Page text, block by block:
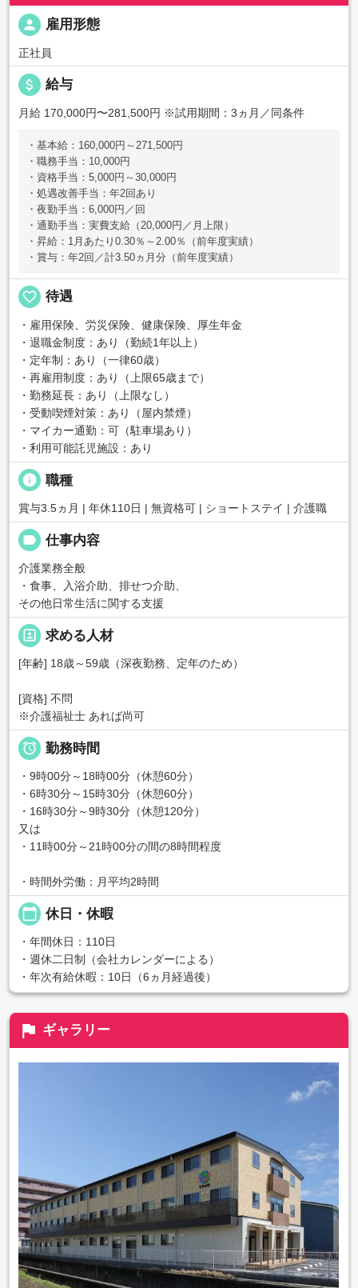
person 雇用形態
正社員
attach_money 給与
月給 170,000円〜281,500円 ※試用期間：3ヵ月／同条件
・基本給：160,000円～271,500円
・職務手当：10,000円
・資格手当：5,000円～30,000円
・処遇改善手当：年2回あり
・夜勤手当：6,000円／回
・通勤手当：実費支給（20,000円／月上限）
・昇給：1月あたり0.30％～2.00％（前年度実績）
・賞与：年2回／計3.50ヵ月分（前年度実績）
favorite_border 待遇
・雇用保険、労災保険、健康保険、厚生年金
・退職金制度：あり（勤続1年以上）
・定年制：あり（一律60歳）
・再雇用制度：あり（上限65歳まで）
・勤務延長：あり（上限なし）
・受動喫煙対策：あり（屋内禁煙）
・マイカー通勤：可（駐車場あり）
・利用可能託児施設：あり
info 職種
賞与3.5ヵ月 | 年休110日 | 無資格可 | ショートステイ | 介護職
label 仕事内容
介護業務全般
・食事、入浴介助、排せつ介助、
その他日常生活に関する支援
portrait 求める人材
[年齢] 18歳～59歳（深夜勤務、定年のため）
[資格] 不問
※介護福祉士 あれば尚可
 勤務時間
・9時00分～18時00分（休憩60分）
・6時30分～15時30分（休憩60分）
・16時30分～9時30分（休憩120分）
又は
・11時00分～21時00分の間の8時間程度
・時間外労働：月平均2時間
calendar_today 休日・休暇
・年間休日：110日
・週休二日制（会社カレンダーによる）
・年次有給休暇：10日（6ヵ月経過後）
flag ギャラリー